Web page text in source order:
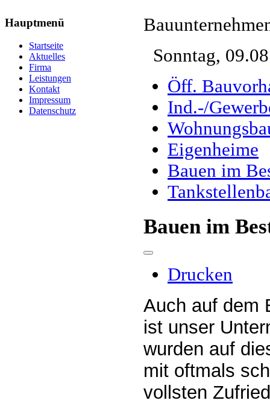
Hauptmenü
Startseite
Aktuelles
Firma
Leistungen
Kontakt
Impressum
Datenschutz
Sonntag,
Öff.
Ind.-/
Eigenheime
Bauen im
Bauen im
Drucken
Auch auf dem
ist unser
wurden auf
mit oftmals
vollsten